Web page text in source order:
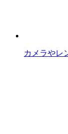
カメラやレ